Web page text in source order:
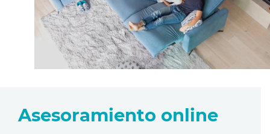
Asesoramiento online